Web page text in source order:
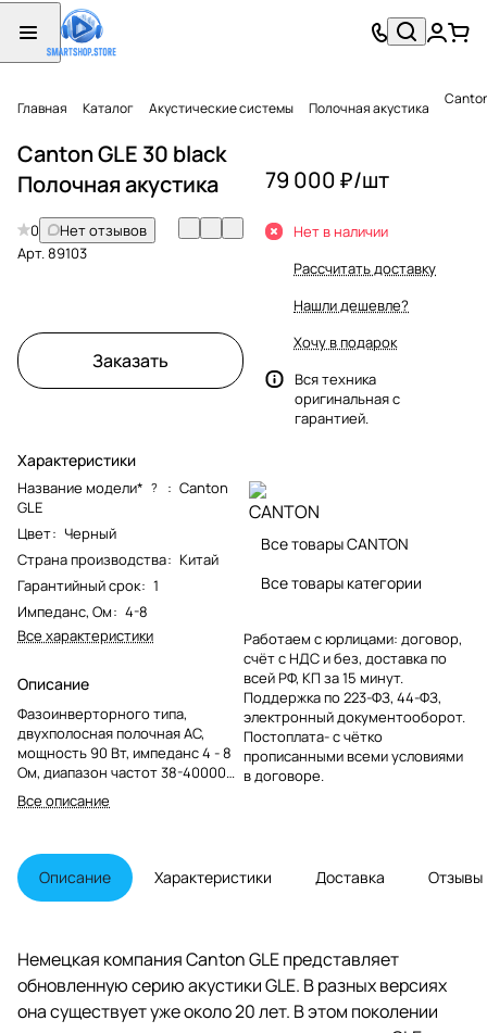
Главная Каталог Акустические системы Полочная акустика
Canton GLE 30 black
Полочная акустика
0
Нет отзывов
Арт.89103
Заказать
Характеристики
Название модели* ? : Canton
GLE
Цвет: Черный
Страна производства: Китай
Гарантийный срок: 1
Импеданс, Ом: 4-8
Все характеристики
Описание
Фазоинверторного типа,
двухполосная полочная АС,
мощность 90 Вт, импеданс 4 - 8
Ом, диапазон частот 38-40000
Гц, цвет черный
Все описание
79 000 ₽/шт
Нет в наличии
Рассчитать доставку
Нашли дешевле?
Хочу в подарок
Вся техника
оригинальная с
гарантией.
Все товары CANTON
Все товары категории
Работаем с юрлицами: договор,
счёт с НДС и без, доставка по
всей РФ, КП за 15 минут.
Поддержка по 223-ФЗ, 44-ФЗ,
электронный документооборот.
Постоплата- с чётко
прописанными всеми условиями
в договоре.
Описание Характеристики Доставка Отзывы
Немецкая компания Canton GLE представляет
обновленную серию акустики GLE. В разных версиях
она существует уже около 20 лет. В этом поколении